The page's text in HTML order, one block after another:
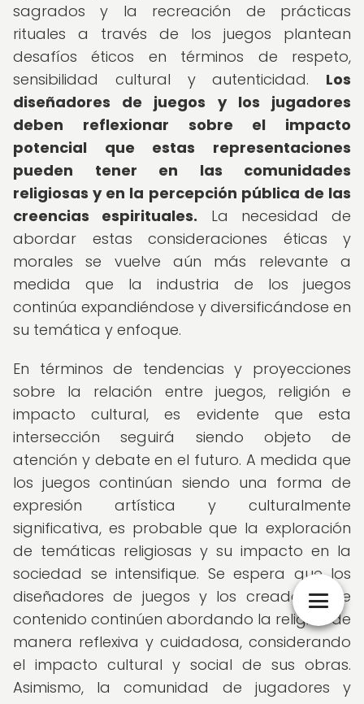
sagrados y la recreación de prácticas
rituales a través de los juegos plantean
desafíos éticos en términos de respeto,
sensibilidad cultural y autenticidad. Los
diseñadores de juegos y los jugadores
deben reflexionar sobre el impacto
potencial que estas representaciones
pueden tener en las comunidades
religiosas y en la percepción pública de las
creencias espirituales. La necesidad de
abordar estas consideraciones éticas y
morales se vuelve aún más relevante a
medida que la industria de los juegos
continúa expandiéndose y diversificándose en
su temática y enfoque.
En términos de tendencias y proyecciones
sobre la relación entre juegos, religión e
impacto cultural, es evidente que esta
intersección seguirá siendo objeto de
atención y debate en el futuro. A medida que
los juegos continúan siendo una forma de
expresión artística y culturalmente
significativa, es probable que la exploración
de temáticas religiosas y su impacto en la
sociedad se intensifique. Se espera que los
diseñadores de juegos y los creadores de
contenido continúen abordando la religión de
manera reflexiva y cuidadosa, considerando
el impacto cultural y social de sus obras.
Asimismo, la comunidad de jugadores y